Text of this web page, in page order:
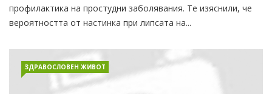
профилактика на простудни заболявания. Те изяснили, че
вероятността от настинка при липсата на...
ЗДРАВОСЛОВЕН ЖИВОТ